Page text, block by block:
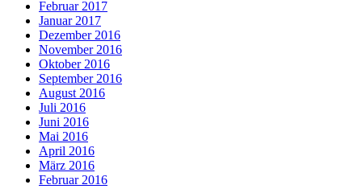
Februar 2017
Januar 2017
Dezember 2016
November 2016
Oktober 2016
September 2016
August 2016
Juli 2016
Juni 2016
Mai 2016
April 2016
März 2016
Februar 2016